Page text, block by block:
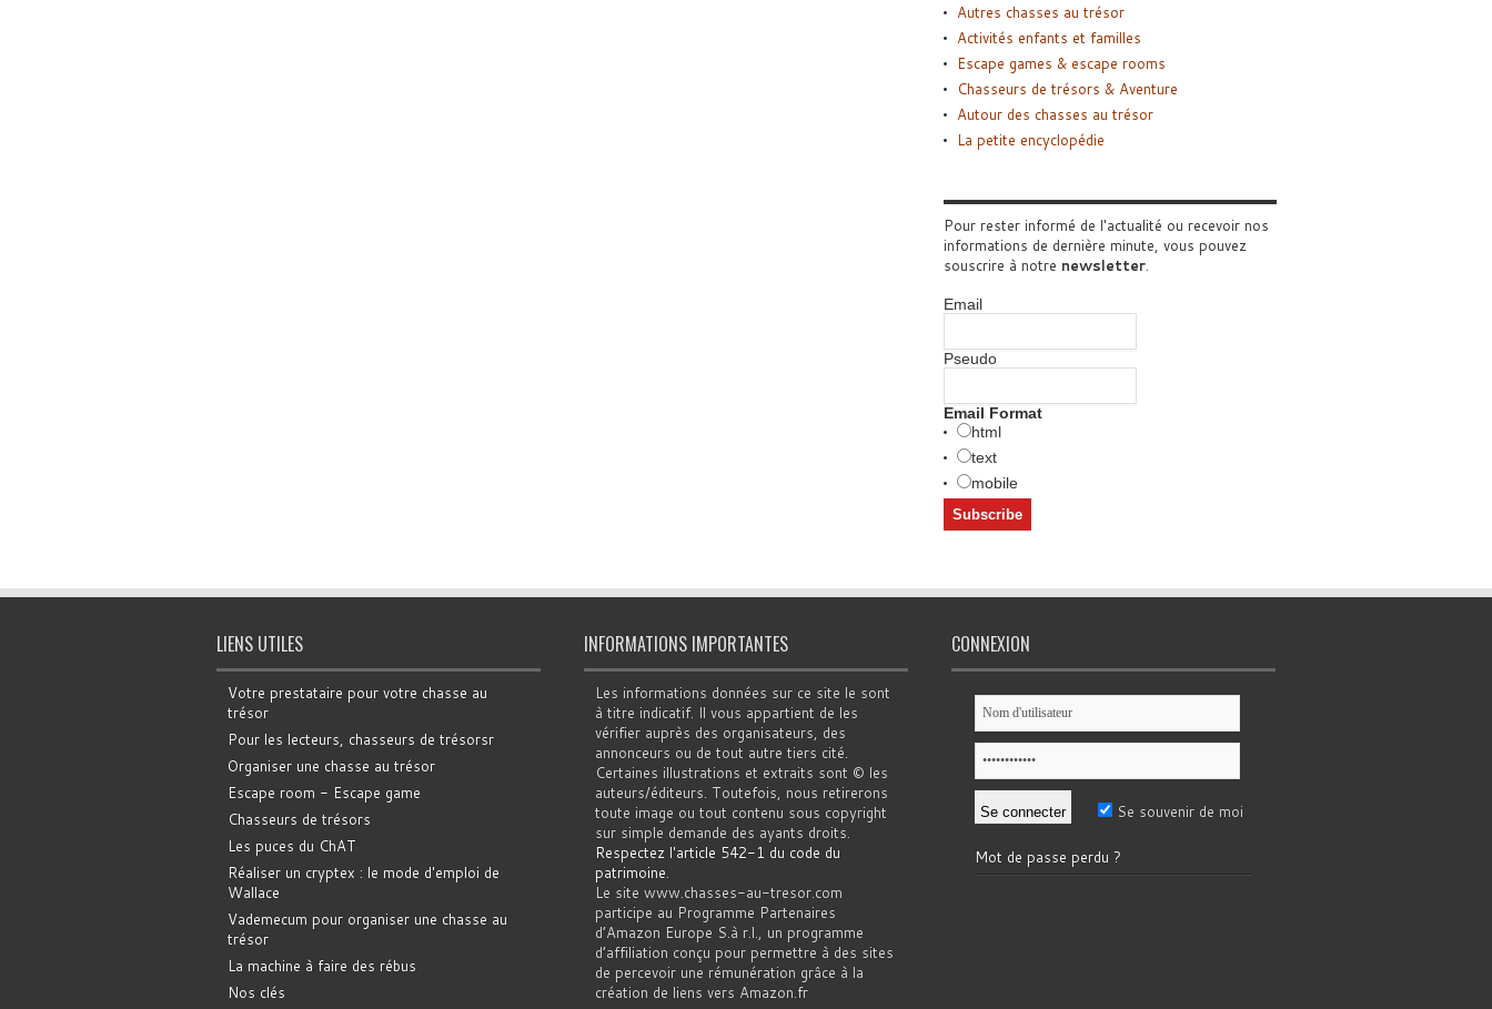
Autres chasses au trésor
Activités enfants et familles
Escape games & escape rooms
Chasseurs de trésors & Aventure
Autour des chasses au trésor
La petite encyclopédie
Pour rester informé de l'actualité ou recevoir nos
informations de dernière minute, vous pouvez
souscrire à notre newsletter.
Email
Pseudo
Email Format
html
text
mobile
LIENS UTILES
Votre prestataire pour votre chasse au
trésor
Pour les lecteurs, chasseurs de trésorsr
Organiser une chasse au trésor
Escape room - Escape game
Chasseurs de trésors
Les puces du ChAT
Réaliser un cryptex : le mode d'emploi de
Wallace
Vademecum pour organiser une chasse au
trésor
La machine à faire des rébus
Nos clés
INFORMATIONS IMPORTANTES
Les informations données sur ce site le sont
à titre indicatif. Il vous appartient de les
vérifier auprès des organisateurs, des
annonceurs ou de tout autre tiers cité.
Certaines illustrations et extraits sont © les
auteurs/éditeurs. Toutefois, nous retirerons
toute image ou tout contenu sous copyright
sur simple demande des ayants droits.
Respectez l'article 542-1 du code du
patrimoine
Le site www.chasses-au-tresor.com
participe au Programme Partenaires
d’Amazon Europe S.à r.l., un programme
d’affiliation conçu pour permettre à des sites
de percevoir une rémunération grâce à la
création de liens vers Amazon.fr
CONNEXION
Se souvenir de moi
Mot de passe perdu ?